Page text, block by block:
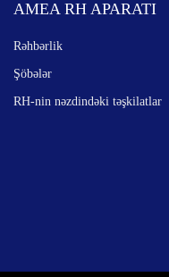
AMEA RH APARATI
Rəhbərlik
Şöbələr
RH-nin nəzdindəki təşkilatlar